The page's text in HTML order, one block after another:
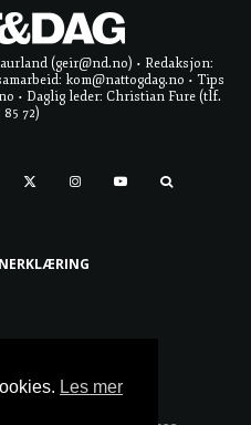
(geir@nd.no) • Redaksjon:
kom@nattogdag.no • Tips
• Daglig leder: Christian Fure (tlf.
72)
Les mer